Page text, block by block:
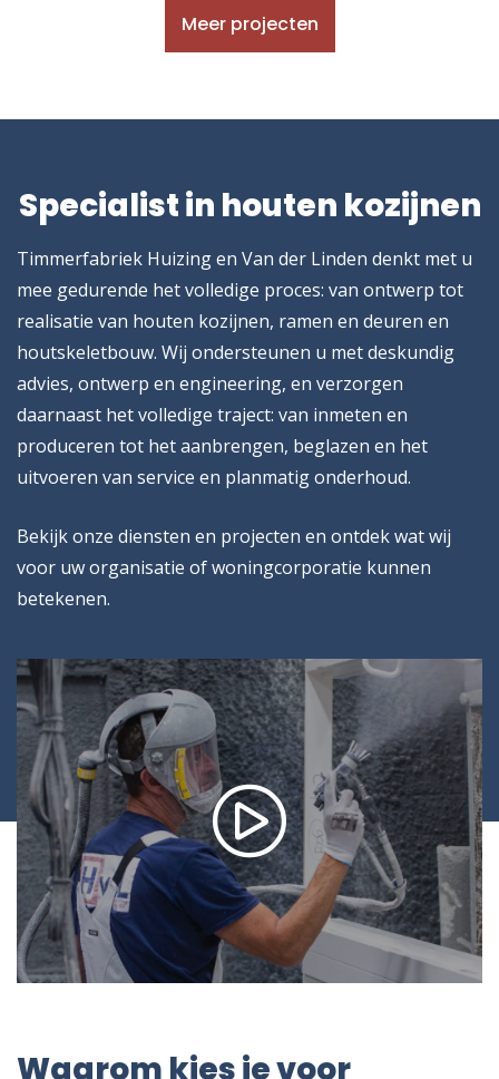
Meer projecten
Specialist in houten kozijnen
Timmerfabriek Huizing en Van der Linden denkt met u
mee gedurende het volledige proces: van ontwerp tot
realisatie van houten kozijnen, ramen en deuren en
houtskeletbouw. Wij ondersteunen u met deskundig
advies, ontwerp en engineering, en verzorgen
daarnaast het volledige traject: van inmeten en
produceren tot het aanbrengen, beglazen en het
uitvoeren van service en planmatig onderhoud.
Bekijk onze diensten en projecten en ontdek wat wij
voor uw organisatie of woningcorporatie kunnen
betekenen.
Waarom kies je voor